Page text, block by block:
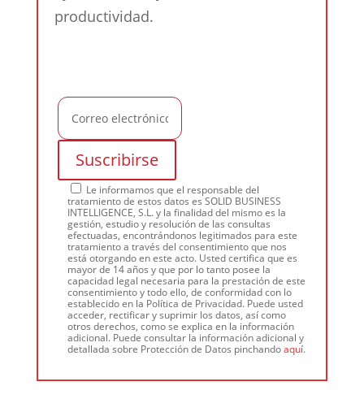
productividad.
Le informamos que el responsable del
tratamiento de estos datos es SOLID BUSINESS
INTELLIGENCE, S.L. y la finalidad del mismo es la
gestión, estudio y resolución de las consultas
efectuadas, encontrándonos legitimados para este
tratamiento a través del consentimiento que nos
está otorgando en este acto. Usted certifica que es
mayor de 14 años y que por lo tanto posee la
capacidad legal necesaria para la prestación de este
consentimiento y todo ello, de conformidad con lo
establecido en la Política de Privacidad. Puede usted
acceder, rectificar y suprimir los datos, así como
otros derechos, como se explica en la información
adicional. Puede consultar la información adicional y
detallada sobre Protección de Datos pinchandoaquí.